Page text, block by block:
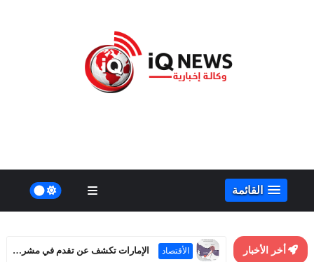
القائمة
أخر الأخبار الأقتصاد الإمارات تكشف عن تقدم في مشروع خط أنابيب بديل لمضيق هرمز